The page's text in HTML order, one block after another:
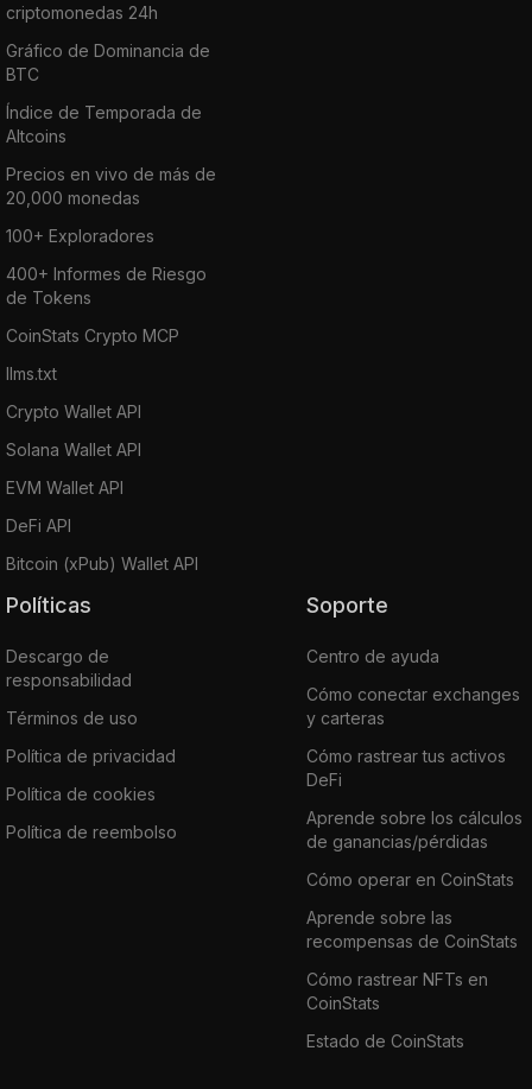
criptomonedas 24h
Gráfico de Dominancia de
BTC
Índice de Temporada de
Altcoins
Precios en vivo de más de
20,000 monedas
100+ Exploradores
400+ Informes de Riesgo
de Tokens
CoinStats Crypto MCP
llms.txt
Crypto Wallet API
Solana Wallet API
EVM Wallet API
DeFi API
Bitcoin (xPub) Wallet API
Políticas
Descargo de
responsabilidad
Términos de uso
Política de privacidad
Política de cookies
Política de reembolso
Soporte
Centro de ayuda
Cómo conectar exchanges
y carteras
Cómo rastrear tus activos
DeFi
Aprende sobre los cálculos
de ganancias/pérdidas
Cómo operar en CoinStats
Aprende sobre las
recompensas de CoinStats
Cómo rastrear NFTs en
CoinStats
Estado de CoinStats